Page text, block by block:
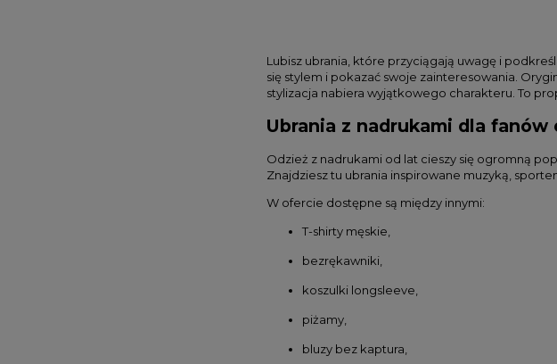
Lubisz ubrania, które przyciągają uwagę i
się stylem i pokazać swoje zainteresowania.
stylizacja nabiera wyjątkowego charakteru. To
Ubrania z nadrukami dla
Odzież z nadrukami od lat cieszy się ogromną
Znajdziesz tu ubrania inspirowane muzyką,
W ofercie dostępne są między innymi:
T-shirty męskie,
bezrękawniki,
koszulki longsleeve,
piżamy,
bluzy bez kaptura,